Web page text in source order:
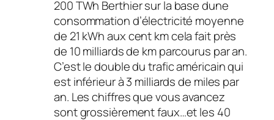
200 TWh Berthier sur la base dune
consommation d’électricité moyenne
de 21 kWh aux cent km cela fait près
de 10 milliards de km parcourus par an.
C’est le double du trafic américain qui
est inférieur à 3 milliards de miles par
an. Les chiffres que vous avancez
sont grossièrement faux…et les 40